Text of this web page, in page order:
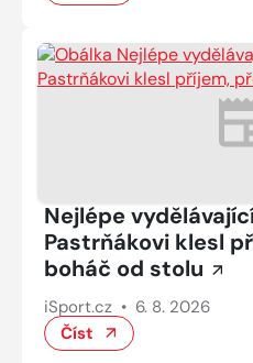
Nejlépe
Pastrňákovi klesl
boháč od stolu
iSport.cz • 6. 8. 2026
Číst